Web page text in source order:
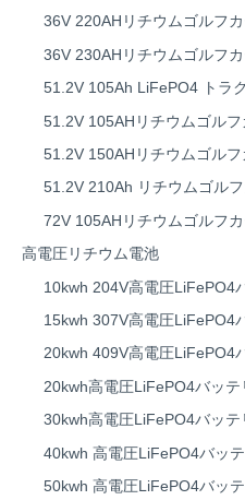
36V 220AHリチウムゴルフ
36V 230AHリチウムゴルフ
51.2V 105Ah LiFePO4 トラ
51.2V 105AHリチウムゴル
51.2V 150AHリチウムゴル
51.2V 210Ah リチウムゴル
72V 105AHリチウムゴルフ
高電圧リチウム電池
10kwh 204V高電圧LiFePO4
15kwh 307V高電圧LiFePO4
20kwh 409V高電圧LiFePO4
20kwh高電圧LiFePO4バッテ
30kwh高電圧LiFePO4バッテ
40kwh 高電圧LiFePO4バッ
50kwh 高電圧LiFePO4バッ